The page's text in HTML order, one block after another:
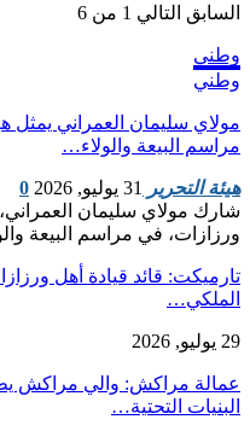
السابق التالي 1 من 6
وطني
وطني
مولاي سليمان العمراني يمثل
مراسم البيعة والولاء…
هيئة التحرير 31 يوليو, 2026
0
شارك مولاي سليمان
ورزازات، في مراسم البيعة
تارميكت: قائد قيادة أهل
الملكي…
29 يوليو, 2026
عمالة مراكش: والي مراكش
البنيات التحتية…